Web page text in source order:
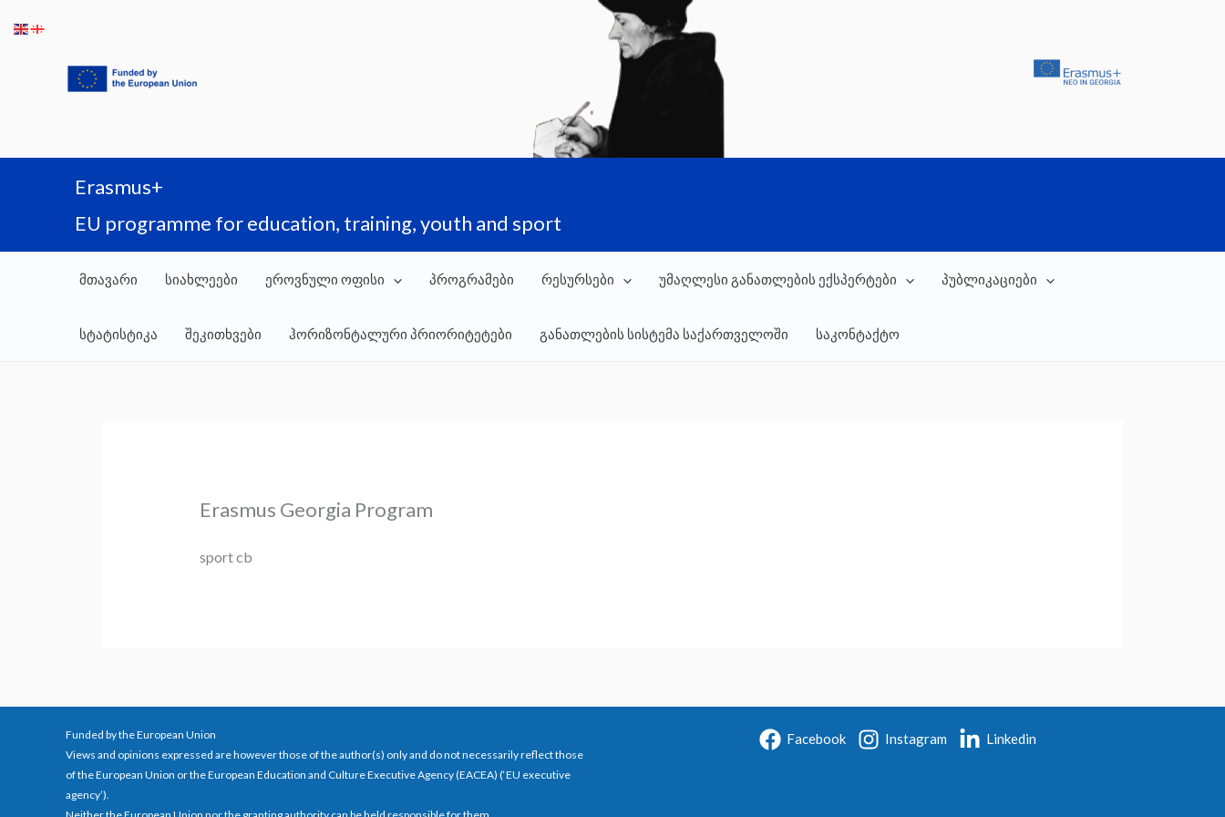
Erasmus+
EU programme for education, training, youth and sport
მთავარი სიახლეები ეროვნული ოფისი პროგრამები რესურსები უმაღლესი განათლების ექსპერტები პუბლიკაციები
სტატისტიკა შეკითხვები ჰორიზონტალური პრიორიტეტები განათლების სისტემა საქართველოში საკონტაქტო
Erasmus Georgia Program
sport cb
Funded by the European Union
Views and opinions expressed are however those of the author(s) only and do not necessarily reflect those
of the European Union or the European Education and Culture Executive Agency (EACEA) (‘EU executive
agency’).
Facebook Instagram Linkedin